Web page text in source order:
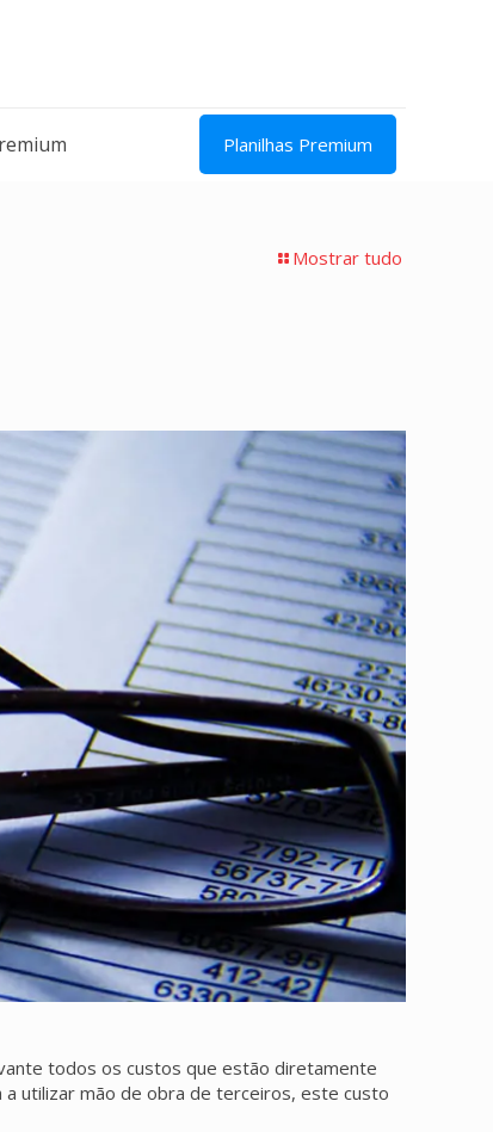
Planilhas Premium
Mostrar tudo
todos os custos que estão diretamente
utilizar mão de obra de terceiros, este custo